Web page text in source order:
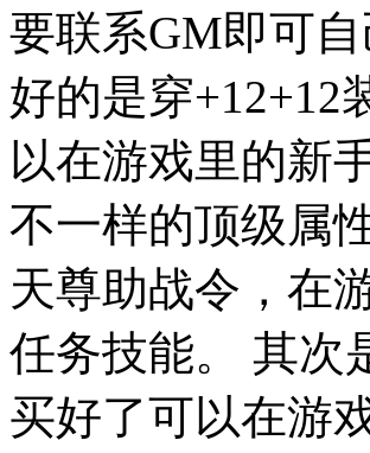
要联系GM即可
好的是穿+12+12
以在游戏里的新
不一样的顶级属
天尊助战令，在
任务技能。 其次
买好了可以在游